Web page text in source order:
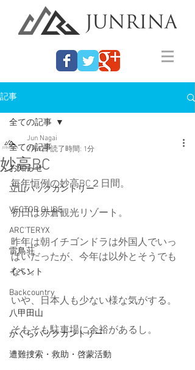
記事
全ての記事
お知らせ
立山バックカントリー
VECTOR GLIDE
ARC'TERYX
雷鳥荘
イベント
Backcountry
八甲田山
かぐらバックカントリー
遭難捜索・救助・啓蒙活動
全ての記事
妙高BC
Jun Nagai
2月9日 読了時間: 1分
毎年恒例の妙高BC２日間。
初日は赤倉観光リゾート。
昨年は朝イチゴンドラは外国人でいっ
ぱいだったが、今年は以外とそうでも
ない。
いや、日本人も少ない様な気がする。
そもそも駐車場に余裕があるし。